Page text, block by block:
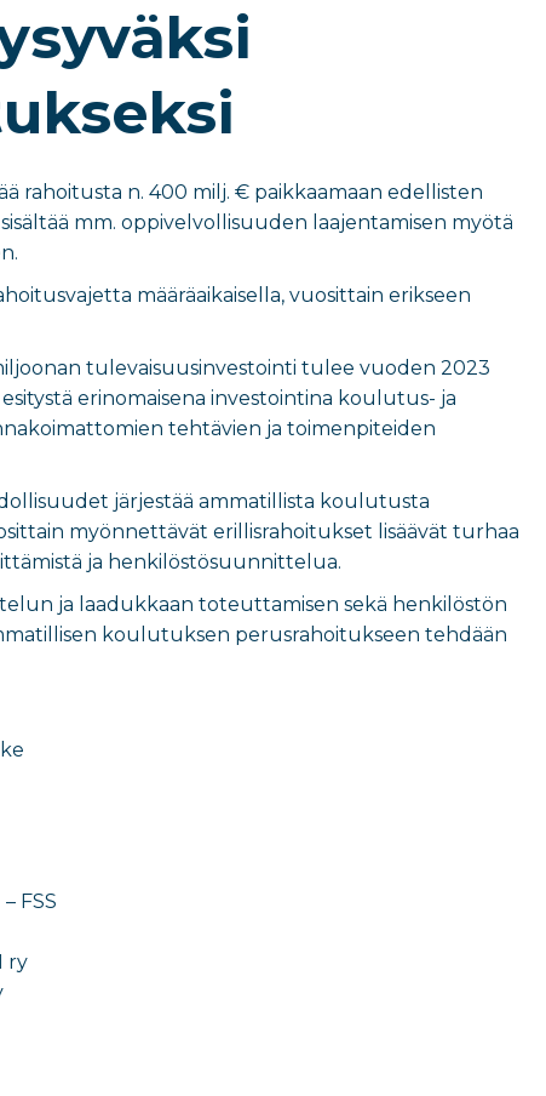
rahoitusta n. 400 milj. € paikkaamaan edellisten
mm. oppivelvollisuuden laajentamisen myötä
määräaikaisella, vuosittain erikseen
tulevaisuusinvestointi tulee vuoden 2023
erinomaisena investointina koulutus- ja
tehtävien ja toimenpiteiden
järjestää ammatillista koulutusta
myönnettävät erillisrahoitukset lisäävät turhaa
ja henkilöstösuunnittelua.
ja laadukkaan toteuttamisen sekä henkilöstön
koulutuksen perusrahoitukseen tehdään
FSS
ry